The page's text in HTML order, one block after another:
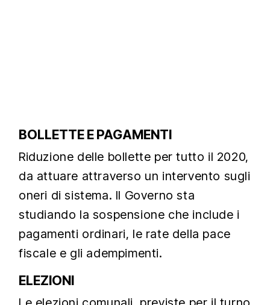
BOLLETTE E PAGAMENTI
Riduzione delle bollette per tutto il 2020,
da attuare attraverso un intervento sugli
oneri di sistema. Il Governo sta
studiando la sospensione che include i
pagamenti ordinari, le rate della pace
fiscale e gli adempimenti.
ELEZIONI